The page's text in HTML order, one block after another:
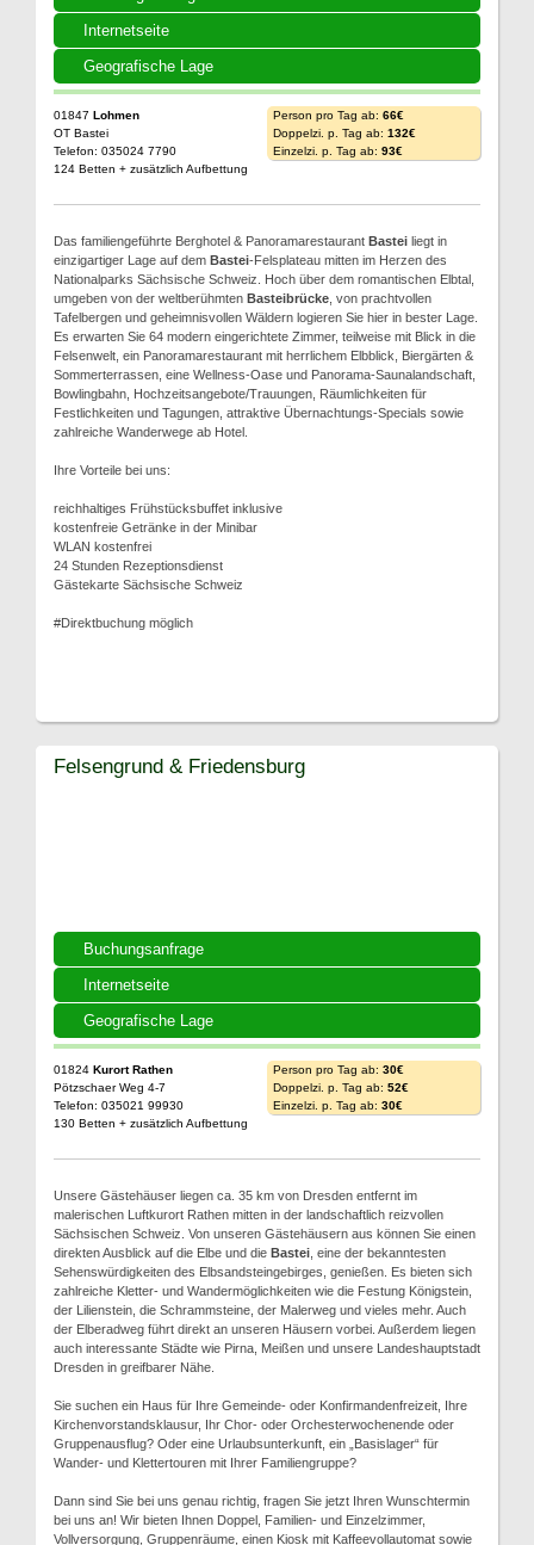
Internetseite
Geografische Lage
01847 Lohmen
OT Bastei
Telefon: 035024 7790
124 Betten + zusätzlich Aufbettung
Person pro Tag ab: 66€
Doppelzi. p. Tag ab: 132€
Einzelzi. p. Tag ab: 93€
Das familiengeführte Berghotel & Panoramarestaurant Bastei liegt in
einzigartiger Lage auf dem Bastei-Felsplateau mitten im Herzen des
Nationalparks Sächsische Schweiz. Hoch über dem romantischen Elbtal,
umgeben von der weltberühmten Basteibrücke , von prachtvollen
Tafelbergen und geheimnisvollen Wäldern logieren Sie hier in bester Lage.
Es erwarten Sie 64 modern eingerichtete Zimmer, teilweise mit Blick in die
Felsenwelt, ein Panoramarestaurant mit herrlichem Elbblick, Biergärten &
Sommerterrassen, eine Wellness-Oase und Panorama-Saunalandschaft,
Bowlingbahn, Hochzeitsangebote/Trauungen, Räumlichkeiten für
Festlichkeiten und Tagungen, attraktive Übernachtungs-Specials sowie
zahlreiche Wanderwege ab Hotel.
Ihre Vorteile bei uns:
reichhaltiges Frühstücksbuffet inklusive
kostenfreie Getränke in der Minibar
WLAN kostenfrei
24 Stunden Rezeptionsdienst
Gästekarte Sächsische Schweiz
#Direktbuchung möglich
Buchungsanfrage
Internetseite
Geografische Lage
Felsengrund & Friedensburg
01824 Kurort Rathen
Pötzschaer Weg 4-7
Telefon: 035021 99930
130 Betten + zusätzlich Aufbettung
Person pro Tag ab: 30€
Doppelzi. p. Tag ab: 52€
Einzelzi. p. Tag ab: 30€
Unsere Gästehäuser liegen ca. 35 km von Dresden entfernt im
malerischen Luftkurort Rathen mitten in der landschaftlich reizvollen
Sächsischen Schweiz. Von unseren Gästehäusern aus können Sie einen
direkten Ausblick auf die Elbe und die Bastei , eine der bekanntesten
Sehenswürdigkeiten des Elbsandsteingebirges, genießen. Es bieten sich
zahlreiche Kletter- und Wandermöglichkeiten wie die Festung Königstein,
der Lilienstein, die Schrammsteine, der Malerweg und vieles mehr. Auch
der Elberadweg führt direkt an unseren Häusern vorbei. Außerdem liegen
auch interessante Städte wie Pirna, Meißen und unsere Landeshauptstadt
Dresden in greifbarer Nähe.
Sie suchen ein Haus für Ihre Gemeinde- oder Konfirmandenfreizeit, Ihre
Kirchenvorstandsklausur, Ihr Chor- oder Orchesterwochenende oder
Gruppenausflug? Oder eine Urlaubsunterkunft, ein „Basislager“ für
Wander- und Klettertouren mit Ihrer Familiengruppe?
Dann sind Sie bei uns genau richtig, fragen Sie jetzt Ihren Wunschtermin
bei uns an! Wir bieten Ihnen Doppel, Familien- und Einzelzimmer,
Vollversorgung, Gruppenräume, einen Kiosk mit Kaffeevollautomat sowie